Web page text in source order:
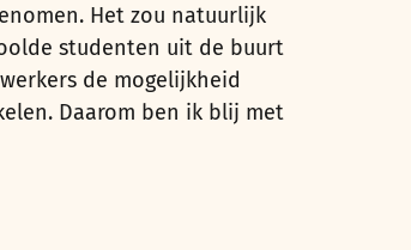
Het zou natuurlijk
studenten uit de buurt
de mogelijkheid
Daarom ben ik blij met